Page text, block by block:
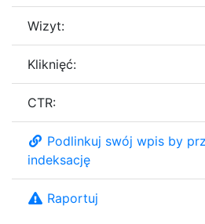
Wizyt:
Kliknięć:
CTR:
Podlinkuj swój wpis by
indeksację
Raportuj